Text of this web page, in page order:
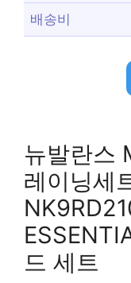
배송비
뉴발란스
레이닝세
드 세트